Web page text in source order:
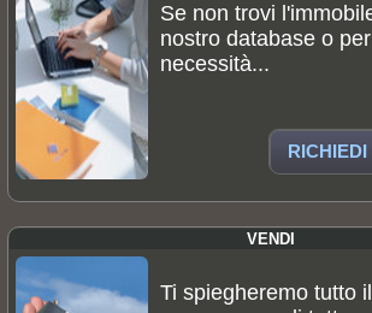
Se non trovi
nostro database o
necessità...
RICHIEDI
VENDI
Ti spiegheremo tutto